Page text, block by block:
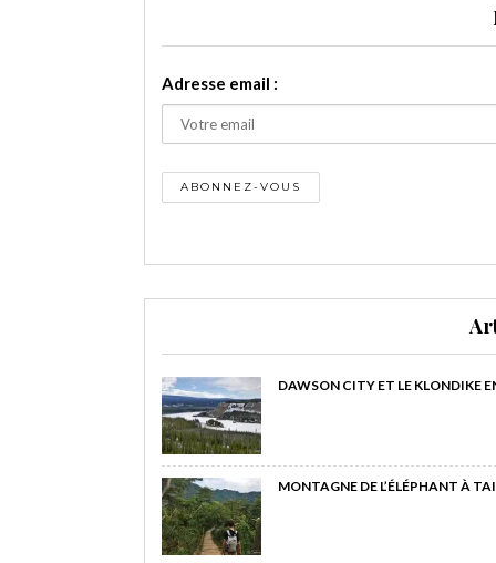
Adresse email :
DAWSON CITY ET LE KLONDIKE
MONTAGNE DE L’ÉLÉPHANT À